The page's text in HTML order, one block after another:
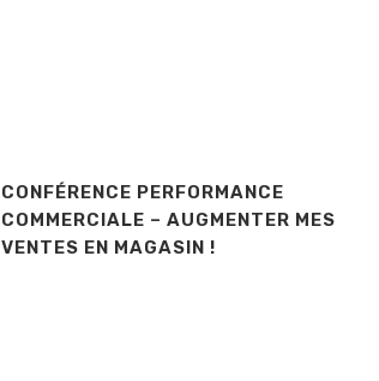
CONFÉRENCE PERFORMANCE
COMMERCIALE – AUGMENTER MES
VENTES EN MAGASIN !